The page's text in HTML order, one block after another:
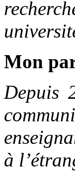
Mon
Depuis
à